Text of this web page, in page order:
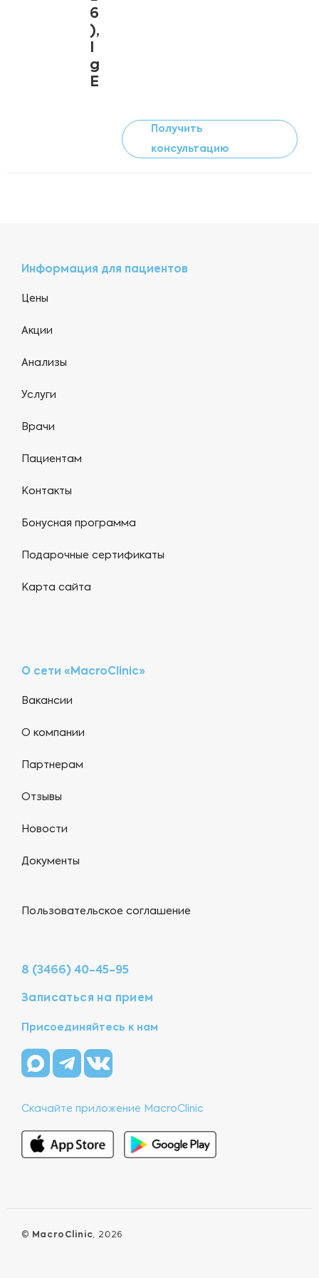
6
),
I
g
E
Получить
консультацию
Информация для пациентов
Цены
Акции
Анализы
Услуги
Врачи
Пациентам
Контакты
Бонусная программа
Подарочные сертификаты
Карта сайта
О сети «MacroClinic»
Вакансии
О компании
Партнерам
Отзывы
Новости
Документы
Пользовательское соглашение
8 (3466) 40-45-95
Записаться на прием
Присоединяйтесь к нам
Скачайте приложение MacroClinic
© MacroClinic, 2026